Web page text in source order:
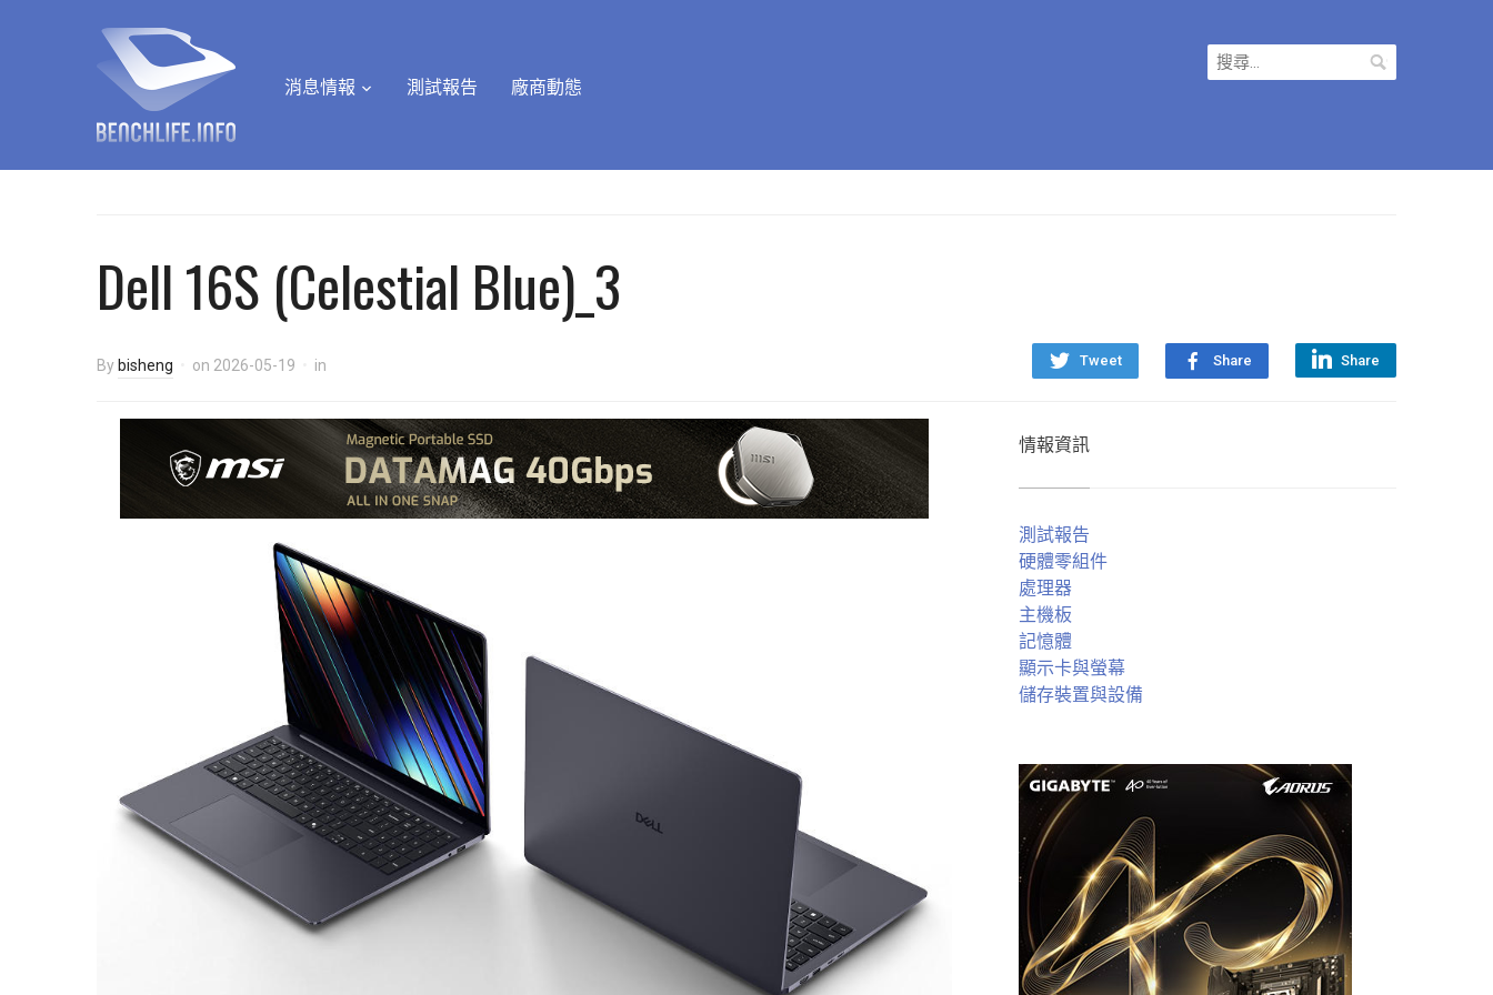
消息情報 測試報告 廠商動態
搜
尋
Dell 16S (Celestial Blue)_3
Tweet Share Share
By bisheng on 2026-05-19 in
情報資訊
測試報告
硬體零組件
處理器
主機板
記憶體
顯示卡與螢幕
儲存裝置與設備